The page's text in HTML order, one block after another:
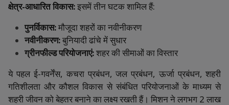
क्षेत्र-आधारितविकास:इसमेंतीनघटकशामिलहैं:
पुनर्विकास:मौजूदाशहरोंकानवीनीकरण
नवीनीकरण:बुनियादीढांचेमेंसुधार
ग्रीनफील्डपरियोजनाएं:शहरकीसीमाओंकाविस्तार
ये पहल ई-गवर्नेंस, कचरा प्रबंधन,जल प्रबंधन, ऊर्जा प्रबंधन,शहरी
गतिशीलता और कौशल विकास से संबंधित परियोजनाओं के माध्यम से
शहरीजीवनकोबेहतरबनानेकालक्ष्यरखतीहैं। मिशननेलगभग 2 लाख